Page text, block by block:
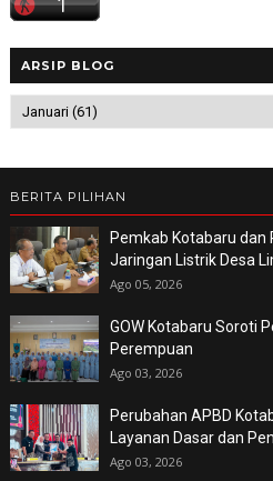
ARSIP BLOG
BERITA PILIHAN
Pemkab Kotabaru dan
Jaringan Listrik Desa
Ago 05, 2026
GOW Kotabaru Soroti
Perempuan
Ago 03, 2026
Perubahan APBD
Layanan Dasar dan
Ago 03, 2026